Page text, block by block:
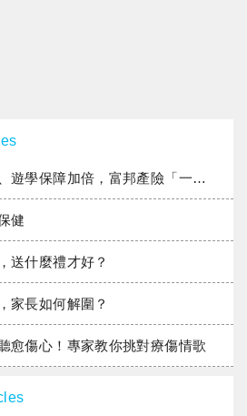
腺瘤，除非有腫瘤 引起的症狀
報告，經切除者可見內有乳癌病
此，美 國醫師會建議切除即使診
維腺瘤的腫塊，而歐 洲醫師則可
繼續追蹤。 （3）顯微鈣化點：Ｘ
有時會發現明顯的白 點，通常是
積的結果。其存在可能伴隨許多良
疾病，少數則伴隨早期乳癌（原位
出現 ，顯示許多不正常增生細胞
。良性或惡性的鈣 化通常可以分
攝影定位，切除病兆化驗。良性鈣化
年後 再追蹤攝影；較不確定的鈣
應考慮半年追蹤， 比較是否有變
但可以 因此較早發現乳癌，早期
，富邦產險「一期逐夢」專案加碼遠距醫療與緊急救援
健
送什麼禮才好？
家長如何解圍？
愈傷心！專家教你挑對療傷情歌